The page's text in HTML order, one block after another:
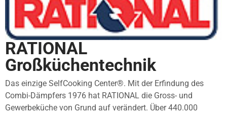
RATIONAL
Großküchentechnik
Das einzige SelfCooking Center®. Mit der Erfindung des
Combi-Dämpfers 1976 hat RATIONAL die Gross- und
Gewerbeküche von Grund auf verändert. Über 440.000